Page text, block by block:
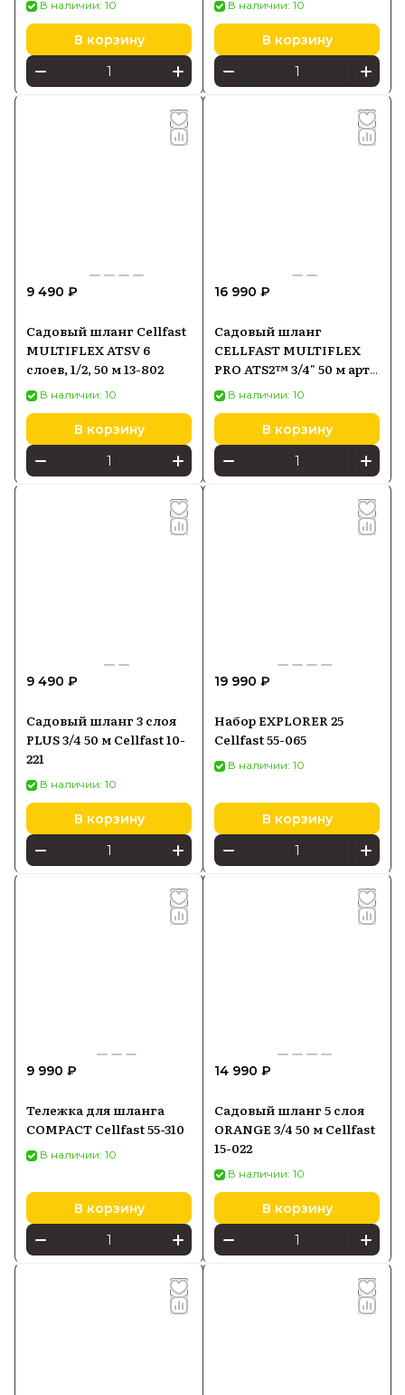
В наличии: 10
В корзину
В наличии: 10
В корзину
9 490 ₽
Садовый шланг Cellfast
MULTIFLEX ATSV 6
слоев, 1/2, 50 м 13-802
В наличии: 10
В корзину
16 990 ₽
Садовый шланг
CELLFAST MULTIFLEX
PRO ATS2™ 3/4" 50 м арт.
13-822В наличии: 10
В корзину
9 490 ₽
Садовый шланг 3 слоя
PLUS 3/4 50 м Cellfast 10-
221
В наличии: 10
В корзину
19 990 ₽
Набор EXPLORER 25
Cellfast 55-065
В наличии: 10
В корзину
9 990 ₽
Тележка для шланга
COMPACT Cellfast 55-310
В наличии: 10
В корзину
14 990 ₽
Садовый шланг 5 слоя
ORANGE 3/4 50 м Cellfast
15-022
В наличии: 10
В корзину